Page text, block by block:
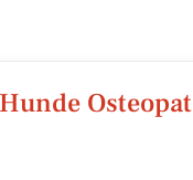
Osteopat